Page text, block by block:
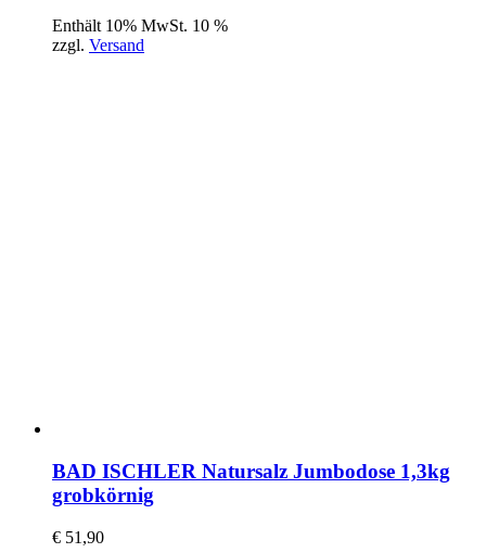
Enthält 10% MwSt. 10 %
zzgl. Versand
BAD ISCHLER Natursalz Jumbodose 1,3kg
grobkörnig
€ 51,90